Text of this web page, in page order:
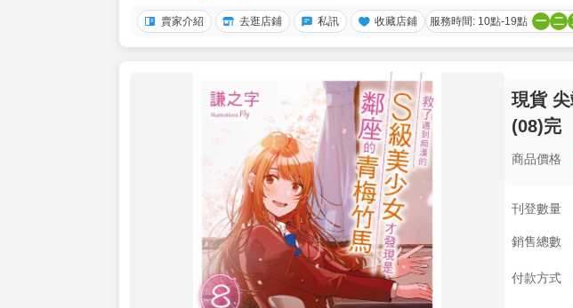
賣家介紹 去逛店鋪 私訊 收藏店鋪 服務時間: 10點-19點 一 二
現貨
(08)完
商品價格
刊登數量
銷售總數
付款方式